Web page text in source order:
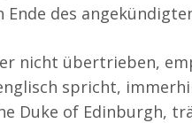
Ende des
nicht übertrieben,
spricht,
Duke of Edinburgh,